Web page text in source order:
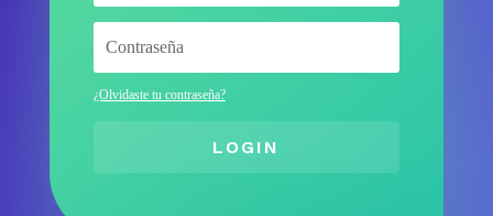
¿Olvidaste tu contraseña?
LOGIN